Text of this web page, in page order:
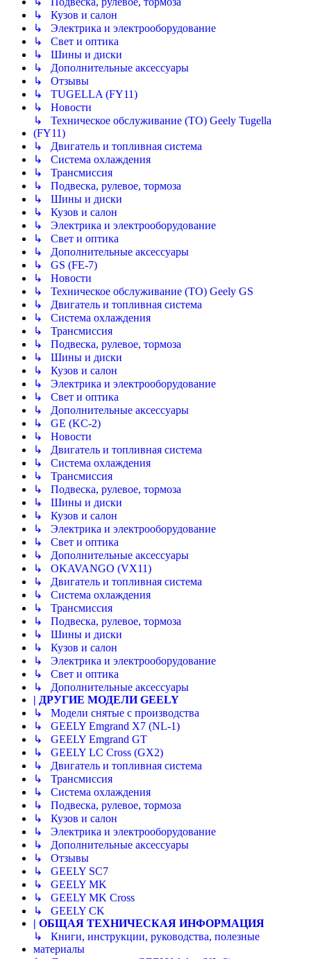
↳ Кузов и салон
↳ Электрика и электрооборудование
↳ Свет и оптика
↳ Шины и диски
↳ Дополнительные аксессуары
↳ Отзывы
↳ TUGELLA (FY11)
↳ Новости
↳ Техническое обслуживание (ТО) Geely Tugella
(FY11)
↳ Двигатель и топливная система
↳ Система охлаждения
↳ Трансмиссия
↳ Подвеска, рулевое, тормоза
↳ Шины и диски
↳ Кузов и салон
↳ Электрика и электрооборудование
↳ Свет и оптика
↳ Дополнительные аксессуары
↳ GS (FE-7)
↳ Новости
↳ Техническое обслуживание (ТО) Geely GS
↳ Двигатель и топливная система
↳ Система охлаждения
↳ Трансмиссия
↳ Подвеска, рулевое, тормоза
↳ Шины и диски
↳ Кузов и салон
↳ Электрика и электрооборудование
↳ Свет и оптика
↳ Дополнительные аксессуары
↳ GE (KC-2)
↳ Новости
↳ Двигатель и топливная система
↳ Система охлаждения
↳ Трансмиссия
↳ Подвеска, рулевое, тормоза
↳ Шины и диски
↳ Кузов и салон
↳ Электрика и электрооборудование
↳ Свет и оптика
↳ Дополнительные аксессуары
↳ OKAVANGO (VX11)
↳ Двигатель и топливная система
↳ Система охлаждения
↳ Трансмиссия
↳ Подвеска, рулевое, тормоза
↳ Шины и диски
↳ Кузов и салон
↳ Электрика и электрооборудование
↳ Свет и оптика
↳ Дополнительные аксессуары
| ДРУГИЕ МОДЕЛИ GEELY
↳ Модели снятые с производства
↳ GEELY Emgrand X7 (NL-1)
↳ GEELY Emgrand GT
↳ GEELY LC Cross (GX2)
↳ Двигатель и топливная система
↳ Трансмиссия
↳ Система охлаждения
↳ Подвеска, рулевое, тормоза
↳ Кузов и салон
↳ Электрика и электрооборудование
↳ Дополнительные аксессуары
↳ Отзывы
↳ GEELY SC7
↳ GEELY MK
↳ GEELY MK Cross
↳ GEELY CK
| ОБЩАЯ ТЕХНИЧЕСКАЯ ИНФОРМАЦИЯ
↳ Книги, инструкции, руководства, полезные
материалы